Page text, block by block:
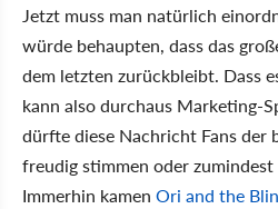
Jetzt muss man natürlich
würde behaupten, dass das
dem letzten zurückbleibt. Dass
kann also durchaus Marketing-
dürfte diese Nachricht Fans der
freudig stimmen oder zumindest
Immerhin kamen Ori and the